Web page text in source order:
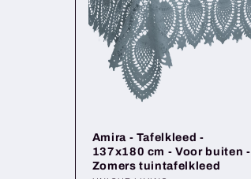
e
Amira - Tafelkleed -
137x180 cm - Voor buiten -
Zomers tuintafelkleed